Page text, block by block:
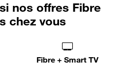
nos offres Fibre
chez vous
Fibre + Smart TV